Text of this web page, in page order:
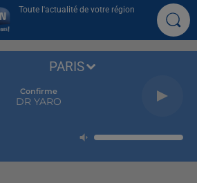
Toute l'actualité de votre région
Confirme
DR YARO
PARIS